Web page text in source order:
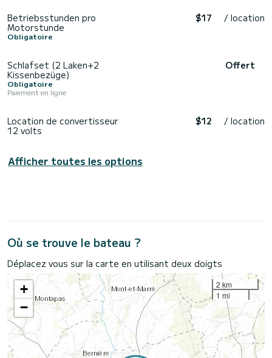
Betriebsstunden pro
Motorstunde
Obligatoire
$17 / location
Schlafset (2 Laken+2
Kissenbezüge)
Obligatoire
Paiement en ligne
Offert
Location de convertisseur
12 volts
$12 / location
Afficher toutes les options
Où se trouve le bateau ?
Déplacez vous sur la carte en utilisant deux doigts
+
−
2 km
1 mi